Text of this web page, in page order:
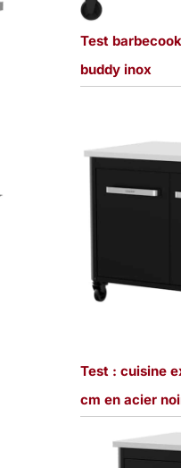
Test
buddy inox
Test : cuisine
cm en acier